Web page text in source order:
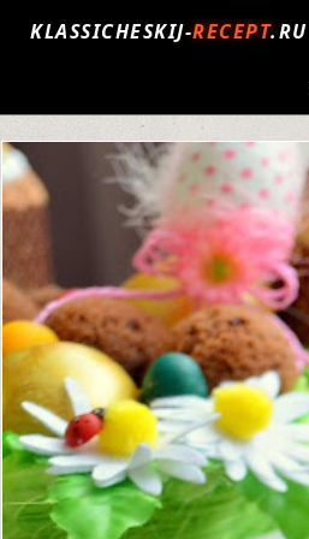
KLASSICHESKIJ-RECEPT.RU